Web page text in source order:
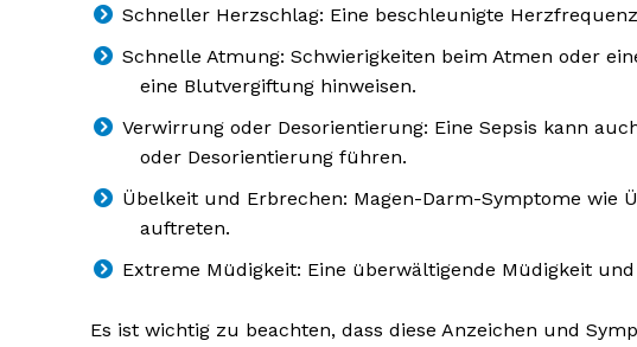
Schneller Herzschlag: Eine beschleunigte
Schnelle Atmung: Schwierigkeiten beim Atmen oder
eine Blutvergiftung hinweisen.
Verwirrung oder Desorientierung: Eine Sepsis kann
oder Desorientierung führen.
Übelkeit und Erbrechen: Magen-Darm-Symptome wie
auftreten.
Extreme Müdigkeit: Eine überwältigende Müdigkeit
Es ist wichtig zu beachten, dass diese Anzeichen und